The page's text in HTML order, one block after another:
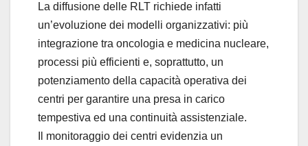
La diffusione delle RLT richiede infatti
un’evoluzione dei modelli organizzativi: più
integrazione tra oncologia e medicina nucleare,
processi più efficienti e, soprattutto, un
potenziamento della capacità operativa dei
centri per garantire una presa in carico
tempestiva ed una continuità assistenziale.
Il monitoraggio dei centri evidenzia un